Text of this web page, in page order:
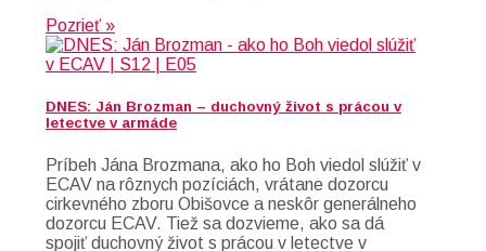
Pozrieť »
DNES: Ján Brozman – duchovný život s prácou v
letectve v armáde
Príbeh Jána Brozmana, ako ho Boh viedol slúžiť v
ECAV na rôznych pozíciách, vrátane dozorcu
cirkevného zboru Obišovce a neskôr generálneho
dozorcu ECAV. Tiež sa dozvieme, ako sa dá
spojiť duchovný život s prácou v letectve v